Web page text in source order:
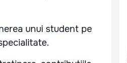
unui student pe